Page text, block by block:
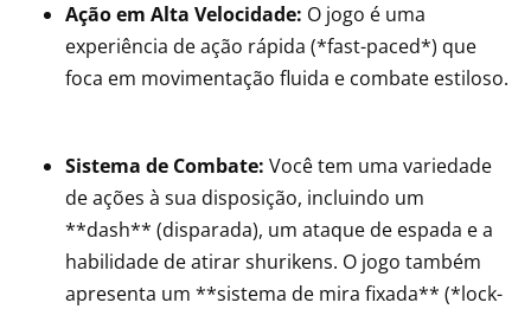
Ação em Alta Velocidade: O jogo é uma
experiência de ação rápida (*fast-paced*) que
foca em movimentação fluida e combate estiloso.
Sistema de Combate: Você tem uma variedade
de ações à sua disposição, incluindo um
**dash** (disparada), um ataque de espada e a
habilidade de atirar shurikens. O jogo também
apresenta um **sistema de mira fixada** (*lock-